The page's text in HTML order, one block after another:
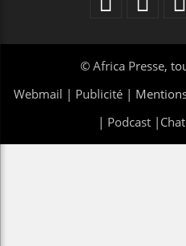
© Africa Presse,
Webmail | Publicité |
| Podcast|